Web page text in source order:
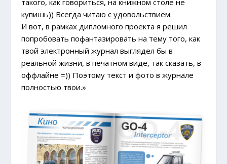
купишь)) Всегда читаю с удовольствием.
И вот, в рамках дипломного проекта я решил
попробовать пофантазировать на тему того, как
твой электронный журнал выглядел бы в
реальной жизни, в печатном виде, так сказать, в
оффлайне =)) Поэтому текст и фото в журнале
полностью твои.»